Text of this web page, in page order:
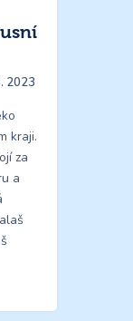
2023
kraji.
za
a